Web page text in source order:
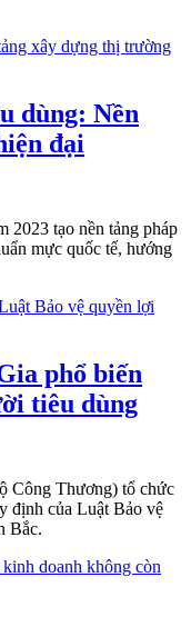
dùng: Nền
đại
2023 tạo nền tảng pháp
mực quốc tế, hướng
phổ biến
tiêu dùng
Công Thương) tổ chức
định của Luật Bảo vệ
Bắc.